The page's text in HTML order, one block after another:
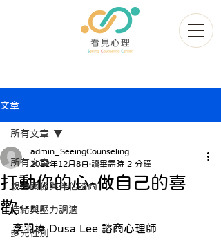
文章
所有文章
親密關係與伴侶諮商
情緒與壓力調適
多元性別
所有文章
打動你的心-做自己的喜
歡…
admin_SeeingCounseling
2022年12月8日 讀畢需時 2 分鐘
李羽榛 Dusa Lee 諮商心理師